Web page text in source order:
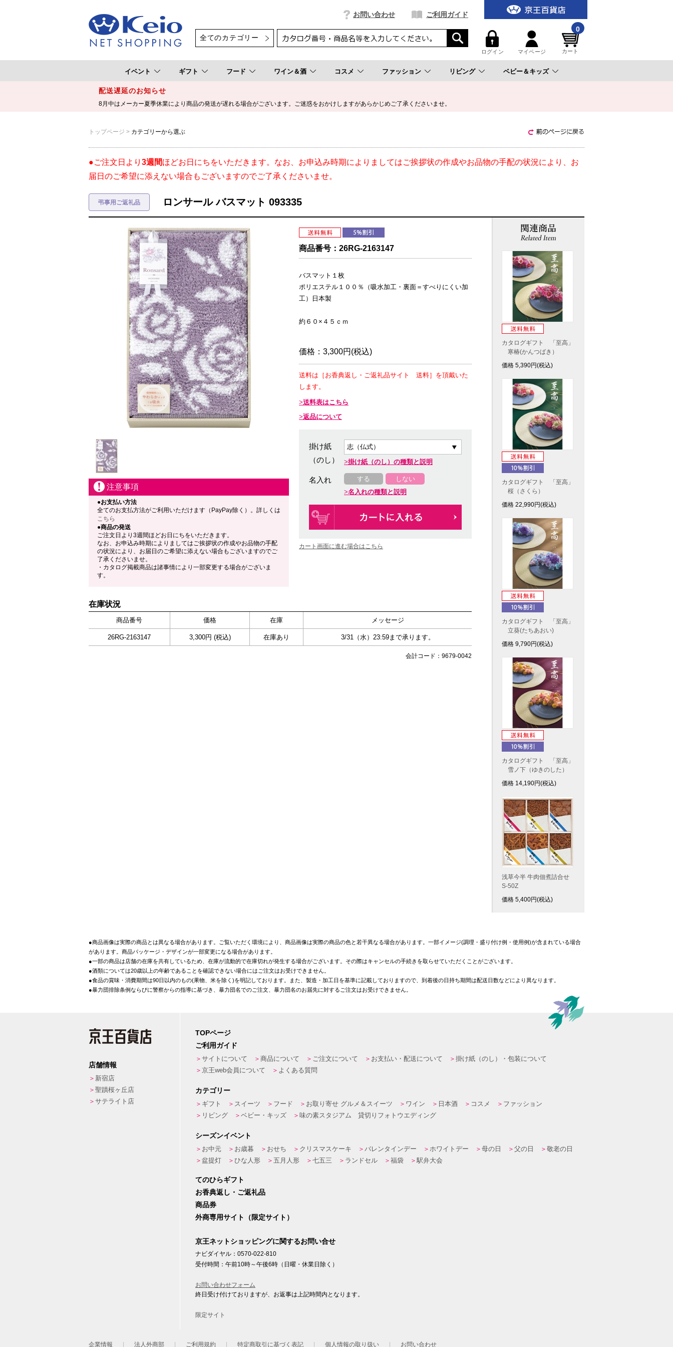
お問い合わせ ご利用ガイド
ログイン マイページ
0
カート
イベント ギフト フード ワイン＆酒 コスメ ファッション リビング ベビー＆キッズ
配送遅延のお知らせ
8月中はメーカー夏季休業により商品の発送が遅れる場合がございます。ご迷惑をおかけしますがあらかじめご了承くださいませ。
トップページ カテゴリーから選ぶ
●ご注文日より 3週間ほどお日にちをいただきます。なお、お申込み時期によりましてはご挨拶状の作成やお品物の手配の状況により、お
届日のご希望に添えない場合もございますのでご了承くださいませ。
ロンサール バスマット 093335
注意事項
●お支払い方法
全てのお支払方法がご利用いただけます（PayPay除く）。詳しくは
こちら
●商品の発送
ご注文日より3週間ほどお日にちをいただきます。
なお、お申込み時期によりましてはご挨拶状の作成やお品物の手配
の状況により、お届日のご希望に添えない場合もございますのでご
了承くださいませ。
・カタログ掲載商品は諸事情により一部変更する場合がございま
す。
商品番号： 26RG-2163147
バスマット１枚
ポリエステル１００％（吸水加工・裏面＝すべりにくい加
工）日本製
約６０×４５ｃｍ
価格： 3,300円(税込)
送料は［お香典返し・ご返礼品サイト 送料］を頂戴いた
します。
送料表はこちら
返品について
掛け紙
（のし）
掛け紙（のし）の種類と説明
名入れ する
しない
名入れの種類と説明
カート画面に進む場合はこちら
在庫状況
商品番号 価格 在庫 メッセージ
26RG-2163147 3,300円 (税込) 在庫あり 3/31（水）23:59まで承ります。
会計コード：9679-0042
カタログギフト 「至高」
寒椿(かんつばき）
価格 5,390円(税込)
カタログギフト 「至高」
桜（さくら）
価格 22,990円(税込)
カタログギフト 「至高」
立葵(たちあおい)
価格 9,790円(税込)
カタログギフト 「至高」
雪ノ下（ゆきのした）
価格 14,190円(税込)
浅草今半 牛肉佃煮詰合せ
S-50Z
価格 5,400円(税込)
●商品画像は実際の商品とは異なる場合があります。ご覧いただく環境により、商品画像は実際の商品の色と若干異なる場合があります。一部イメージ(調理・盛り付け例・使用例)が含まれている場合
があります。商品パッケージ・デザインが一部変更になる場合があります。
●一部の商品は店舗の在庫を共有しているため、在庫が流動的で在庫切れが発生する場合がございます。その際はキャンセルの手続きを取らせていただくことがございます。
●酒類については20歳以上の年齢であることを確認できない場合にはご注文はお受けできません。
●食品の賞味・消費期間は90日以内のもの(果物、米を除く)を明記しております。また、製造・加工日を基準に記載しておりますので、到着後の日持ち期間は配送日数などにより異なります。
●暴力団排除条例ならびに警察からの指導に基づき、暴力団名でのご注文、暴力団名のお届先に対するご注文はお受けできません。
店舗情報
新宿店
聖蹟桜ヶ丘店
サテライト店
TOPページ
ご利用ガイド
サイトについて 商品について ご注文について お支払い・配送について
掛け紙（のし）・包装について
京王web会員について
よくある質問
カテゴリー
ギフト スイーツ フード お取り寄せ グルメ＆スイーツ ワイン 日本酒 コスメ
ファッション
リビング
ベビー・キッズ 味の素スタジアム 貸切りフォトウエディング
シーズンイベント
お中元 お歳暮 おせち クリスマスケーキ バレンタインデー ホワイトデー 母の日 父の日
敬老の日
盆提灯
ひな人形 五月人形 七五三 ランドセル 福袋 駅弁大会
てのひらギフト
お香典返し・ご返礼品
商品券
外商専用サイト（限定サイト）
京王ネットショッピングに関するお問い合せ
ナビダイヤル：0570-022-810
受付時間：午前10時～午後6時（日曜・休業日除く）
お問い合わせフォーム
終日受け付けておりますが、お返事は上記時間内となります。
限定サイト
企業情報 法人外商部 ご利用規約 特定商取引に基づく表記 個人情報の取り扱い お問い合わせ